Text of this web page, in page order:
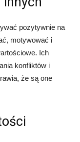
pozytywnie na
motywować i
Ich
konfliktów i
że są one